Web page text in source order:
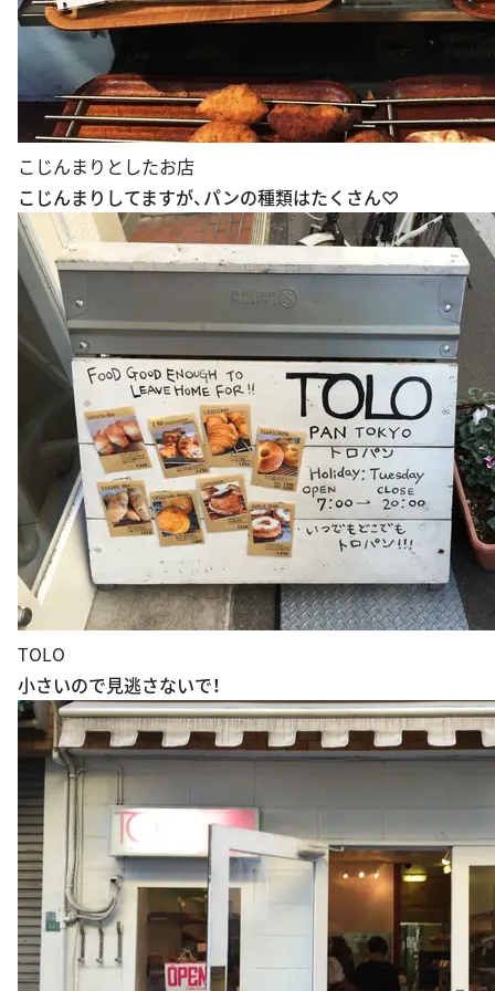
こじんまりとしたお店
こじんまりしてますが、パンの種類はたくさん♡
TOLO
小さいので見逃さないで！